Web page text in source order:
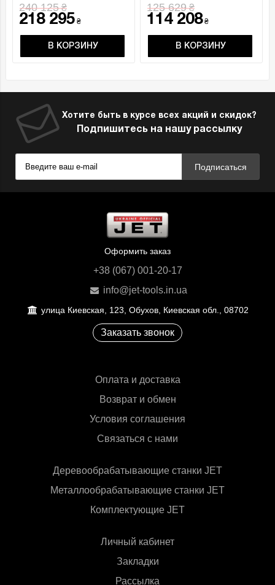
мелкосерийного
производства Увеличе..
240 125₴
218 295 ₴
В КОРЗИНУ
станке составляет 250 мм,
макс..
125 629₴
114 208₴
В КОРЗИНУ
Хотите быть в курсе всех акций и скидок?
Подпишитесь на нашу рассылку
Подписаться
Оформить заказ
+38 (067) 001-20-17
info@jet-tools.in.ua
улица Киевская, 123, Обухов, Киевская обл., 08702
Заказать звонок
Оплата и доставка
Возврат и обмен
Условия соглашения
Связаться с нами
Деревообрабатывающие станки JET
Металлообрабатывающие станки JET
Комплектующие JET
Личный кабинет
Закладки
Рассылка